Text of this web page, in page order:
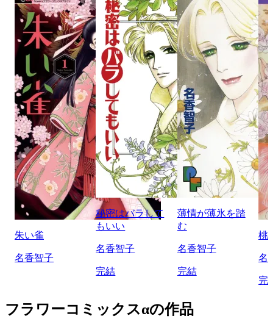
朱い雀
名香智子
秘密はバラして
もいい
名香智子
完結
薄情が薄氷を踏
む
名香智子
完結
桃
名
完
フラワーコミックスαの作品